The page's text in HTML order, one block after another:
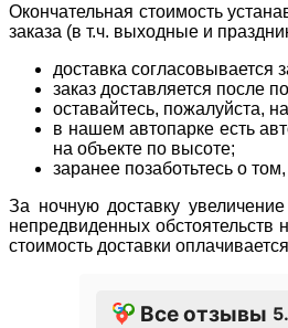
Окончательная стоимость
заказа (в т.ч. выходные и
доставка согласовывается
заказ доставляется после
оставайтесь, пожалуйста,
в нашем автопарке есть
на объекте по высоте;
заранее позаботьтесь о
За ночную доставку
непредвиденных
стоимость доставки
Все отзывы